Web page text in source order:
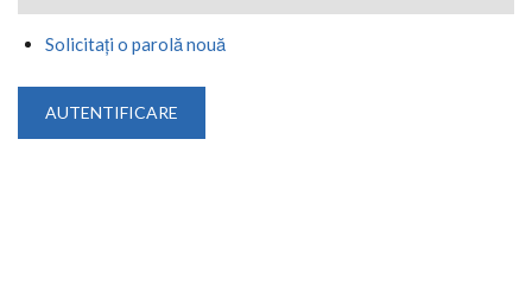
Solicitaţi o parolă nouă